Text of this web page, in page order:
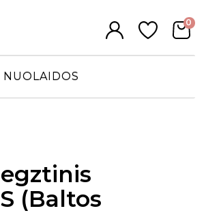
0
NUOLAIDOS
(Baltos